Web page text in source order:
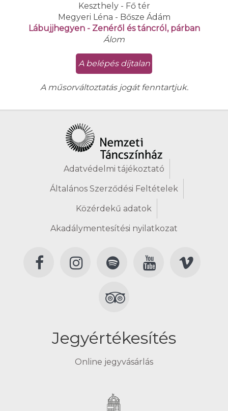
Keszthely - Fő tér
Megyeri Léna - Bősze Ádám
Lábujjhegyen - Zenéről és táncról, párban
Álom
A belépés díjtalan
A műsorváltoztatás jogát fenntartjuk.
Adatvédelmi tájékoztató
Általános Szerződési Feltételek
Közérdekű adatok
Akadálymentesítési nyilatkozat
Jegyértékesítés
Online jegyvásárlás